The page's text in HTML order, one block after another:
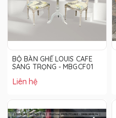
BỘ BÀN GHẾ LOUIS CAFE
SANG TRỌNG - MBGCF01
Liên hệ